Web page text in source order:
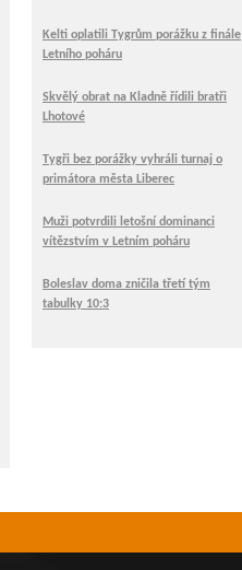
Kelti oplatili Tygrům porážku z finále
Letního poháru
Skvělý obrat na Kladně řídili bratři
Lhotové
Tygři bez porážky vyhráli turnaj o
primátora města Liberec
Muži potvrdili letošní dominanci
vítězstvím v Letním poháru
Boleslav doma zničila třetí tým
tabulky 10:3